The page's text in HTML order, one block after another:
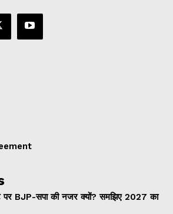
पर BJP-सपा की नजर क्यों? समझिए 2027 का